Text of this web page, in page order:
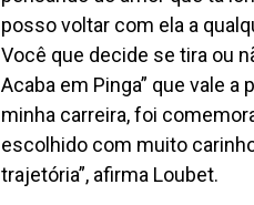
posso voltar com ela a
Você que decide se tira ou
Acaba em Pinga” que vale
minha carreira, foi
escolhido com muito
trajetória”, afirma Loubet.